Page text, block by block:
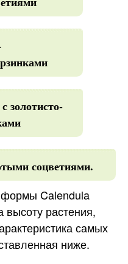
золотисто-
соцветиями.
формы Calendula
высоту растения,
самых
ниже.